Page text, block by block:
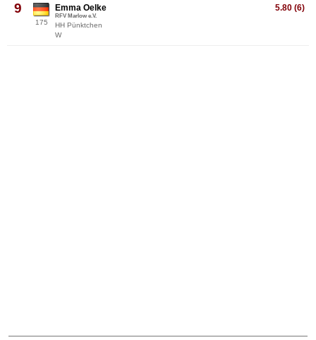
9
175
5.80 (6)
Emma Oelke
RFV Marlow e.V.
HH Pünktchen
W